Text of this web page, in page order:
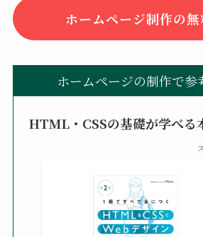
ホームページ制作の
ホームページの制作で参
HTML・CSSの基礎が学べる